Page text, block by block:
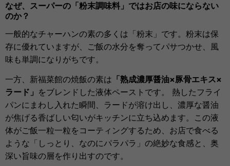
なぜ、スーパーの「粉末調味料」ではお店の味にならない
のか？
一般的なチャーハンの素の多くは「粉末」です。粉末は保
存に優れていますが、ご飯の水分を奪ってパサつかせ、風
味も単調になりがちです。
一方、新福菜館の焼飯の素は 「熟成濃厚醤油×豚骨エキス×
ラード」 をブレンドした液体ペーストです。 熱したフライ
パンにまわし入れた瞬間、ラードが溶け出し、濃厚な醤油
が焦げる香ばしい匂いがキッチンに立ち込めます。この液
体がご飯一粒一粒をコーティングするため、お店で食べる
ような「しっとり、なのにパラパラ」の絶妙な食感と、奥
深い旨味の層を作り出すのです。